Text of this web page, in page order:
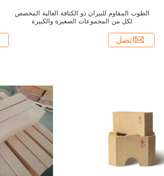
الطوب المقاوم للنيران ذو الكثافة العالية المخصص
لكل من المجموعات الصغيرة والكبيرة
اتصل